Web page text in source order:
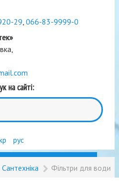
29, 066-83-9999-0
на сайті:
рус
Сантехніка Фільтри для води